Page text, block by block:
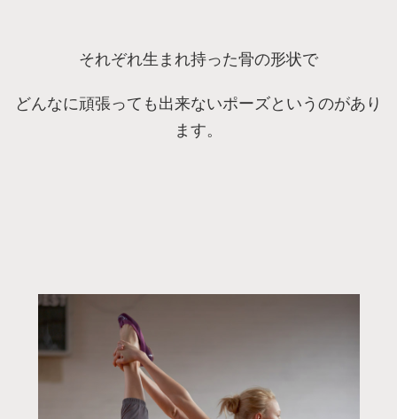
それぞれ生まれ持った骨の形状で
どんなに頑張っても出来ないポーズというのがあり
ます。